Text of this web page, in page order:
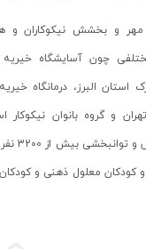
و بخشش نیکوکاران و
چون آسایشگاه خیریه
استان البرز، درمانگاه
و گروه بانوان
مراقبت ،
و کودکان معلول ذهنی و